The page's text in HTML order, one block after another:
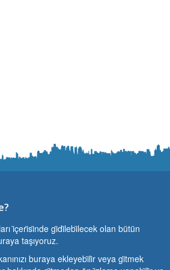
i̇çeri̇si̇nde gi̇di̇lebi̇lecek olan bütün
taşıyoruz.
buraya ekleyebi̇li̇r veya gi̇tmek